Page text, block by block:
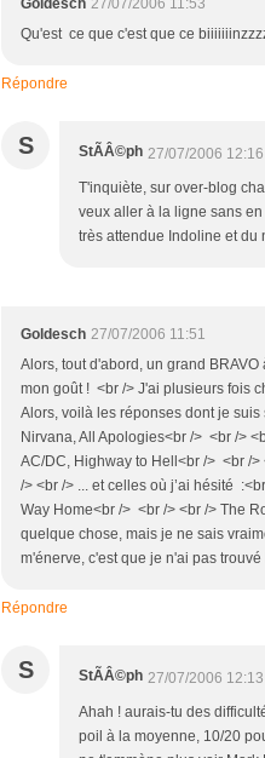
Goldesch 27/07/2006 11:53
Qu'est ce que c'est que ce
Répondre
S StÃÂ©ph 27/07/2006 12:16
T'inquiète, sur over-blog
veux aller à la ligne sans
très attendue Indoline et du
Goldesch 27/07/2006 11:51
Alors, tout d'abord, un grand
mon goût ! <br /> J'ai plusieurs fois
Alors, voilà les réponses dont je
Nirvana, All Apologies<br /> <br />
AC/DC, Highway to Hell<br /> <br /
/> <br /> ... et celles où j’ai hésité
Way Home<br /> <br /> <br /> The
quelque chose, mais je ne sais
m'énerve, c'est que je n'ai pas
Répondre
S StÃÂ©ph 27/07/2006 12:13
Ahah ! aurais-tu des
poil à la moyenne, 10/20